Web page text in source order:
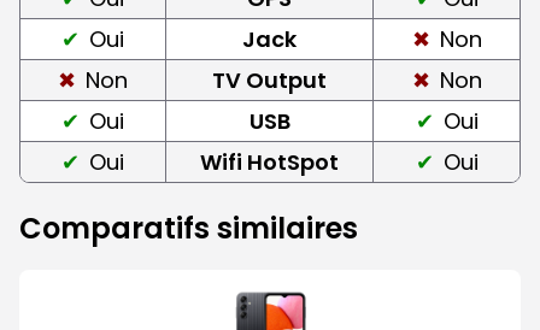
Oui
Jack
Non
Non
TV Output
Non
Oui
USB
Oui
Oui
Wifi HotSpot Oui
Comparatifs similaires